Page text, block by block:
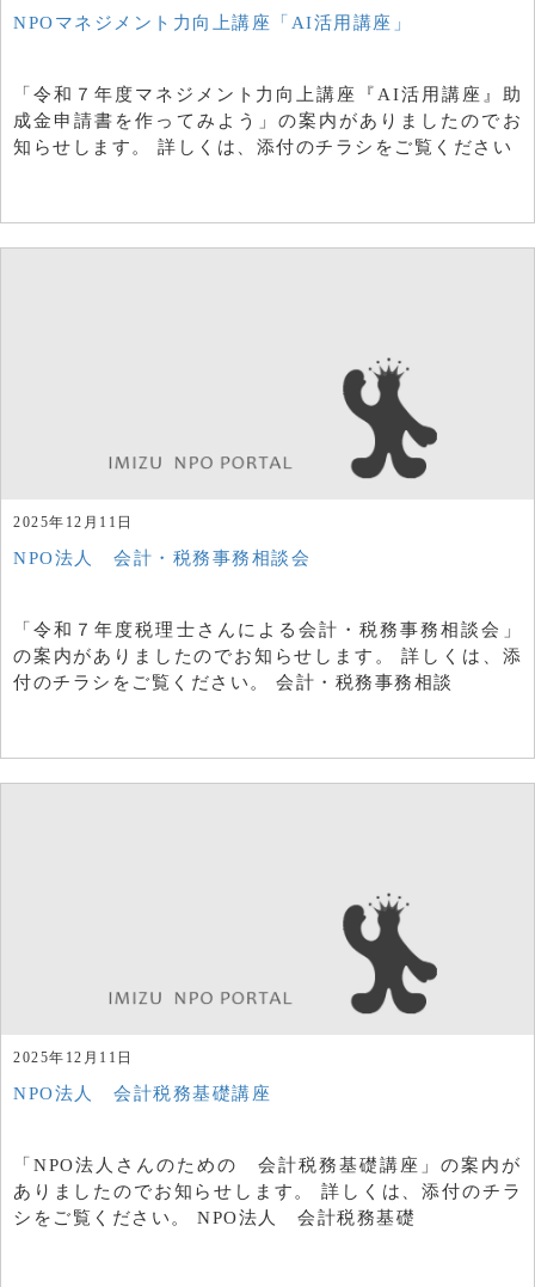
NPOマネジメント力向上講座「AI活用講座」
「令和７年度マネジメント力向上講座『AI活用講座』助
成金申請書を作ってみよう」の案内がありましたのでお
知らせします。 詳しくは、添付のチラシをご覧ください
2025年12月11日
NPO法人 会計・税務事務相談会
「令和７年度税理士さんによる会計・税務事務相談会」
の案内がありましたのでお知らせします。 詳しくは、添
付のチラシをご覧ください。 会計・税務事務相談
2025年12月11日
NPO法人 会計税務基礎講座
「NPO法人さんのための 会計税務基礎講座」の案内が
ありましたのでお知らせします。 詳しくは、添付のチラ
シをご覧ください。 NPO法人 会計税務基礎